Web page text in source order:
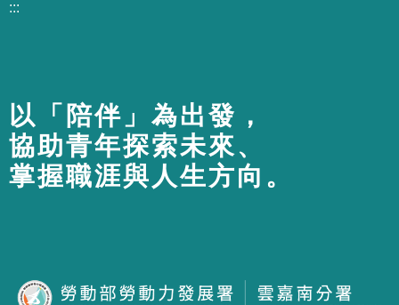
:::
以「陪伴」為出發，
協助青年探索未來、
掌握職涯與人生方向。